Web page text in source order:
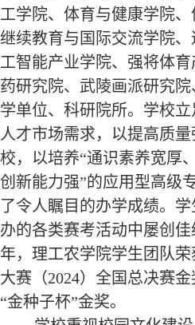
工学院、体育与健康学院、
继续教育与国际交流学院
工智能产业学院、强将体
药研究院、武陵画派研究
学单位、 科研院所。学校
人才市场需求，以提高质
校，以培养“通识素养宽厚
创新能力强”的应用型高级
了令人瞩目的办学成绩。 学
办的各类赛考活动中屡创
年，理工农学院学生团队
大赛 （2024） 全国总决赛金
“金种子杯”金奖。